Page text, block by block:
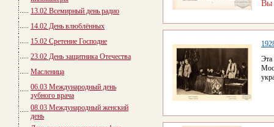
13.02 Всемирный день радио
14.02 День влюблённых
15.02 Сретение Господне
23.02 День защитника Отечества
Масленица
06.03 Международный день
зубного врача
08.03 Международный женский
день
Вы